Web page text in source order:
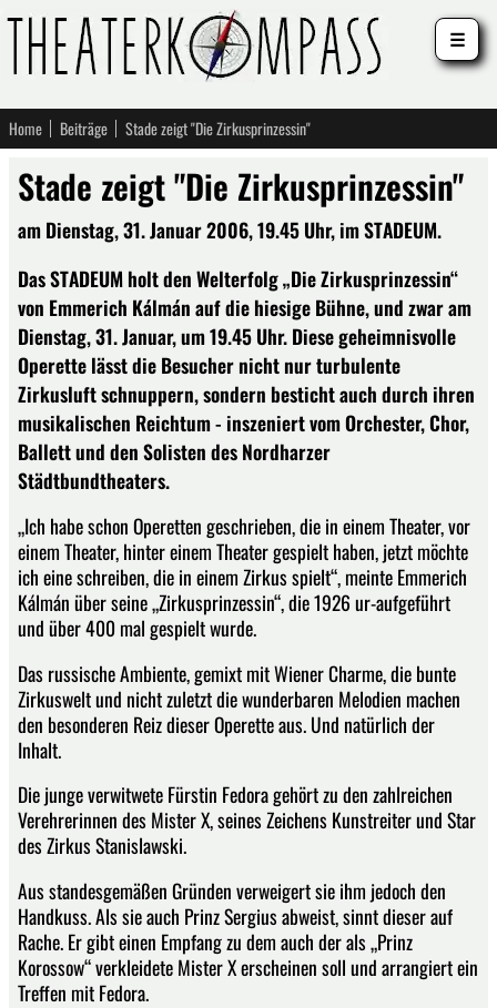
Home Beiträge Stade zeigt "Die Zirkusprinzessin"
Stade zeigt "Die Zirkusprinzessin"
am Dienstag, 31. Januar 2006, 19.45 Uhr, im STADEUM.
Das STADEUM holt den Welterfolg „Die Zirkusprinzessin“
von Emmerich Kálmán auf die hiesige Bühne, und zwar am
Dienstag, 31. Januar, um 19.45 Uhr. Diese geheimnisvolle
Operette lässt die Besucher nicht nur turbulente
Zirkusluft schnuppern, sondern besticht auch durch ihren
musikalischen Reichtum - inszeniert vom Orchester, Chor,
Ballett und den Solisten des Nordharzer
Städtbundtheaters.
„Ich habe schon Operetten geschrieben, die in einem Theater, vor
einem Theater, hinter einem Theater gespielt haben, jetzt möchte
ich eine schreiben, die in einem Zirkus spielt“, meinte Emmerich
Kálmán über seine „Zirkusprinzessin“, die 1926 ur-aufgeführt
und über 400 mal gespielt wurde.
Das russische Ambiente, gemixt mit Wiener Charme, die bunte
Zirkuswelt und nicht zuletzt die wunderbaren Melodien machen
den besonderen Reiz dieser Operette aus. Und natürlich der
Inhalt.
Die junge verwitwete Fürstin Fedora gehört zu den zahlreichen
Verehrerinnen des Mister X, seines Zeichens Kunstreiter und Star
des Zirkus Stanislawski.
Aus standesgemäßen Gründen verweigert sie ihm jedoch den
Handkuss. Als sie auch Prinz Sergius abweist, sinnt dieser auf
Rache. Er gibt einen Empfang zu dem auch der als „Prinz
Korossow“ verkleidete Mister X erscheinen soll und arrangiert ein
Treffen mit Fedora.
☰